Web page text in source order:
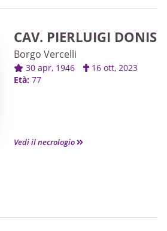
CAV. PIERLUIGI DONIS
Borgo Vercelli
30 apr, 1946
16 ott, 2023
Età: 77
Vedi il necrologio